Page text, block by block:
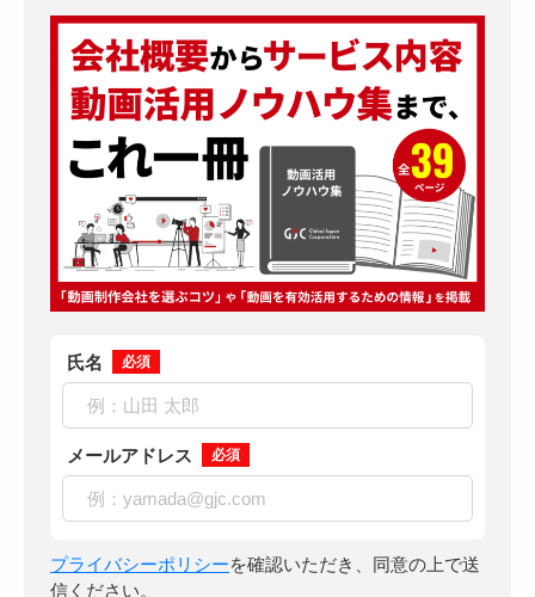
氏名 必須
メールアドレス 必須
プライバシーポリシーを確認いただき、同意の上で送
信ください。